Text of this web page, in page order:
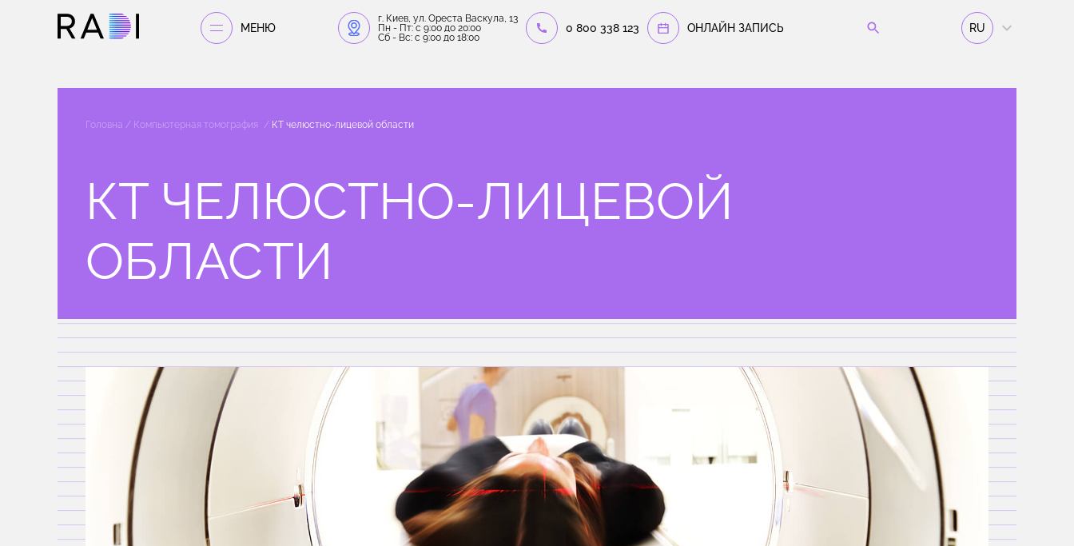
МЕНЮ
г. Киев, ул. Ореста Васкула, 13
Пн - Пт: c 9:00 до 20:00
Сб - Вс: c 9:00 до 18:00
0 800 338 123 OНЛАЙН ЗАПИСЬ RU
Головна Компьютерная томография КТ челюстно-лицевой области
КТ ЧЕЛЮСТНО-ЛИЦЕВОЙ
ОБЛАСТИ